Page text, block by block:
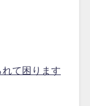
て困ります